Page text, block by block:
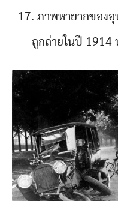
17. ภาพหายากของ
ถูกถ่ายในปี 1914